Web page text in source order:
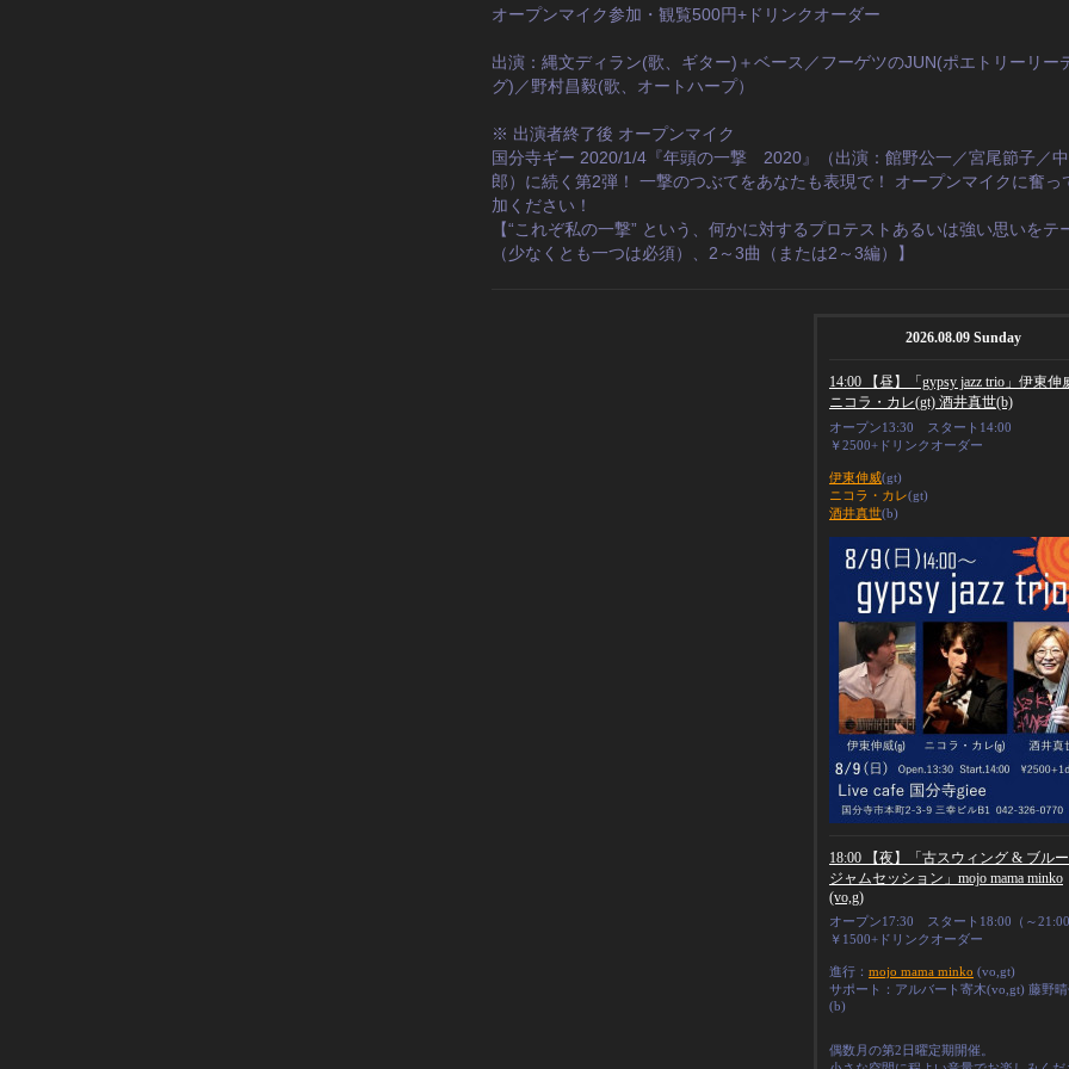
オープンマイク参加・観覧500円+ドリンクオーダー
出演：縄文ディラン(歌、ギター)＋ベース／フーゲツのJUN(ポエトリーリー
グ)／野村昌毅(歌、オートハープ）
※ 出演者終了後 オープンマイク
国分寺ギー 2020/1/4『年頭の一撃　2020』（出演：館野公一／宮尾節子／
郎）に続く第2弾！ 一撃のつぶてをあなたも表現で！ オープンマイクに奮っ
加ください！
【“これぞ私の一撃” という、何かに対するプロテストあるいは強い思いをテ
（少なくとも一つは必須）、2～3曲（または2～3編）】
2026.08.09 Sunday
14:00 【昼】「gypsy jazz trio」伊東伸
ニコラ・カレ(gt) 酒井真世(b)
オープン13:30 スタート14:00
￥2500+ドリンクオーダー
伊東伸威(gt)
ニコラ・カレ(gt)
酒井真世(b)
18:00 【夜】「古スウィング & ブル
ジャムセッション」mojo mama minko
(vo,g)
オープン17:30 スタート18:00（～21:00
￥1500+ドリンクオーダー
進行： mojo mama minko (vo,gt)
サポート：アルバート寄木(vo,gt) 藤野
(b)
偶数月の第2日曜定期開催。